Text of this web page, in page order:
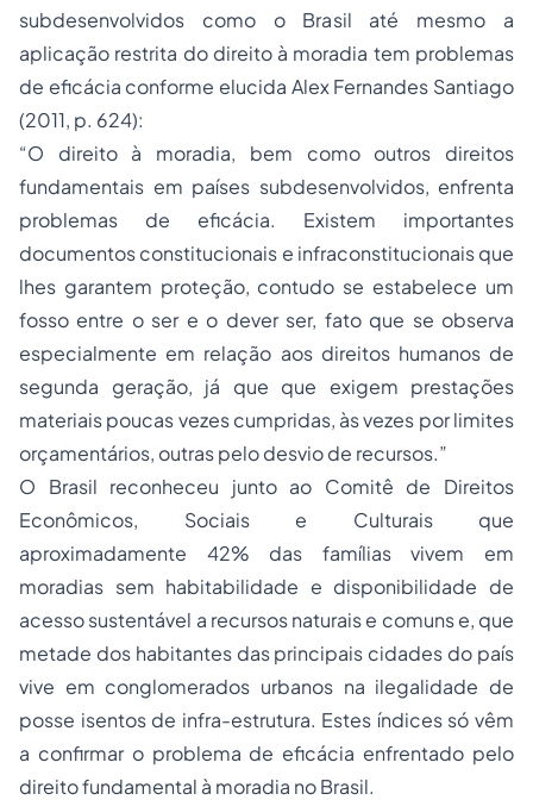
subdesenvolvidos como o Brasil até mesmo a
aplicação restrita do direito à moradia tem problemas
de eficácia conforme elucida Alex Fernandes Santiago
(2011, p. 624):
“O direito à moradia, bem como outros direitos
fundamentais em países subdesenvolvidos, enfrenta
problemas de eficácia. Existem importantes
documentos constitucionais e infraconstitucionais que
lhes garantem proteção, contudo se estabelece um
fosso entre o ser e o dever ser, fato que se observa
especialmente em relação aos direitos humanos de
segunda geração, já que que exigem prestações
materiais poucas vezes cumpridas, às vezes por limites
orçamentários, outras pelo desvio de recursos.”
O Brasil reconheceu junto ao Comitê de Direitos
Econômicos, Sociais e Culturais que
aproximadamente 42% das famílias vivem em
moradias sem habitabilidade e disponibilidade de
acesso sustentável a recursos naturais e comuns e, que
metade dos habitantes das principais cidades do país
vive em conglomerados urbanos na ilegalidade de
posse isentos de infra-estrutura. Estes índices só vêm
a confirmar o problema de eficácia enfrentado pelo
direito fundamental à moradia no Brasil.